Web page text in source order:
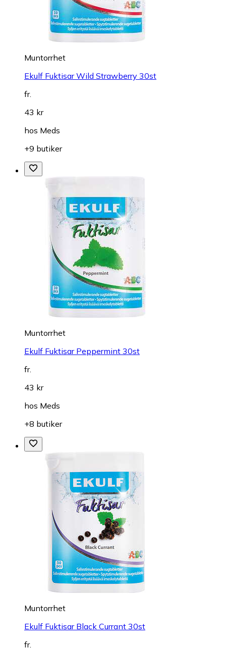
Muntorrhet
Ekulf Fuktisar Wild Strawberry 30st
fr.
43 kr
hos Meds
+9 butiker
Muntorrhet
Ekulf Fuktisar Peppermint 30st
fr.
43 kr
hos Meds
+8 butiker
Muntorrhet
Ekulf Fuktisar Black Currant 30st
fr.